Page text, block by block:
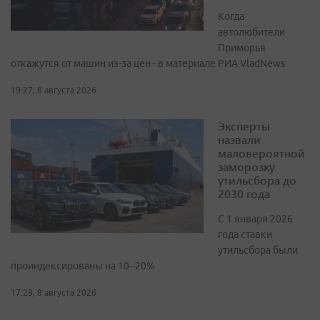
Когда
автолюбители
Приморья
откажутся от машин из-за цен - в материале РИА VladNews
19:27, 8 августа 2026
Эксперты
назвали
маловероятной
заморозку
утильсбора до
2030 года
С 1 января 2026
года ставки
утильсбора были
проиндексированы на 10–20%
17:28, 8 августа 2026